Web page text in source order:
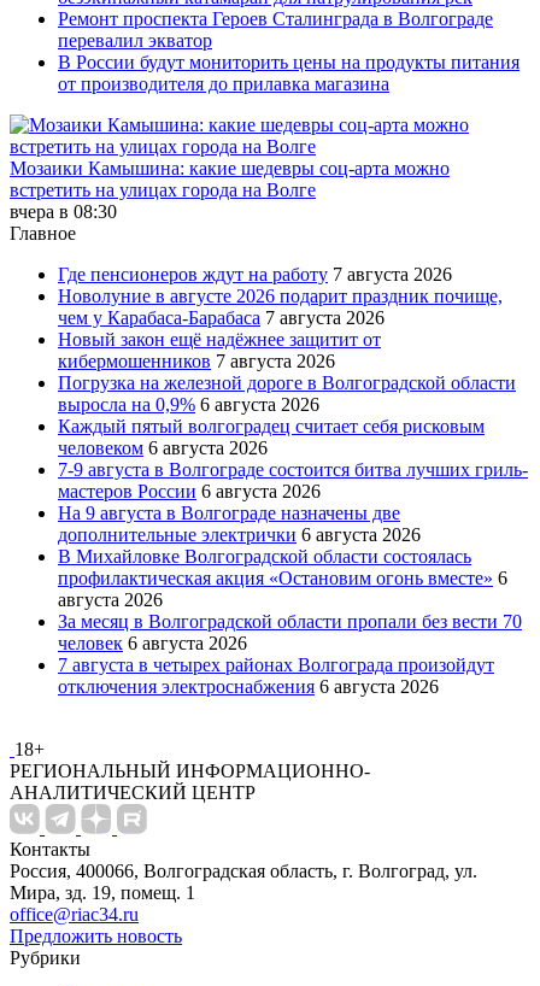
Ремонт проспекта Героев Сталинграда в Волгограде
перевалил экватор
В России будут мониторить цены на продукты питания
от производителя до прилавка магазина
Мозаики Камышина: какие шедевры соц-арта можно
встретить на улицах города на Волге
вчера в 08:30
Главное
Где пенсионеров ждут на работу 7 августа 2026
Новолуние в августе 2026 подарит праздник почище,
чем у Карабаса-Барабаса 7 августа 2026
Новый закон ещё надёжнее защитит от
кибермошенников 7 августа 2026
Погрузка на железной дороге в Волгоградской области
выросла на 0,9% 6 августа 2026
Каждый пятый волгоградец считает себя рисковым
человеком 6 августа 2026
7-9 августа в Волгограде состоится битва лучших гриль-
мастеров России 6 августа 2026
На 9 августа в Волгограде назначены две
дополнительные электрички 6 августа 2026
В Михайловке Волгоградской области состоялась
профилактическая акция «Остановим огонь вместе» 6
августа 2026
За месяц в Волгоградской области пропали без вести 70
человек 6 августа 2026
7 августа в четырех районах Волгограда произойдут
отключения электроснабжения 6 августа 2026
18+
РЕГИОНАЛЬНЫЙ ИНФОРМАЦИОННО-
АНАЛИТИЧЕСКИЙ ЦЕНТР
Контакты
Россия, 400066, Волгоградская область, г. Волгоград, ул.
Мира, зд. 19, помещ. 1
office@riac34.ru
Предложить новость
Рубрики